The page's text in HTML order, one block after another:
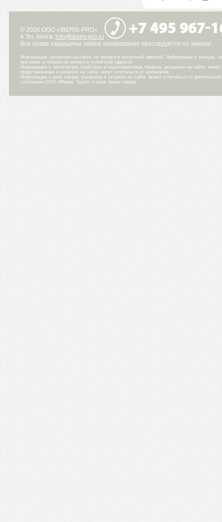
© 2026 ООО «IBERIS-PRO»
4 Эл. почта: info@iberis-pro.ru
Все права защищены любое копирование преследуется по закону!
Информация, указанная на сайте, не является публичной офертой. Информация о товарах,
при каких условиях не является публичной офертой.
Информация о технических свойствах и характеристиках товаров, указанная на сайте,
представленных в каталоге на сайте, могут отличаться от оригиналов.
Информация о цене товара, указанная в каталоге на сайте, может отличаться от
сообщение ООО «Иберис Групп» о цене такого товара.